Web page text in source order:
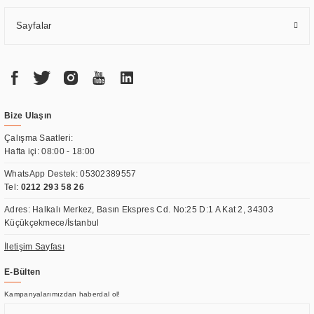
Sayfalar
Bize Ulaşın
Çalışma Saatleri:
Hafta içi: 08:00 - 18:00
WhatsApp Destek:05302389557
Tel: 0212 293 58 26
Adres: Halkalı Merkez, Basın Ekspres Cd. No:25 D:1 A Kat 2, 34303
Küçükçekmece/İstanbul
İletişim Sayfası
E-Bülten
Kampanyalarımızdan haberdal ol!